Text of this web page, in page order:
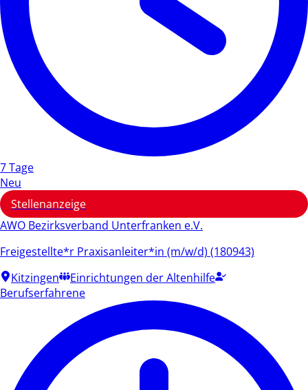
7 Tage
Neu
Stellenanzeige
AWO Bezirksverband Unterfranken e.V.
Freigestellte*r Praxisanleiter*in (m/w/d) (180943)
Kitzingen
Einrichtungen der Altenhilfe
Berufserfahrene